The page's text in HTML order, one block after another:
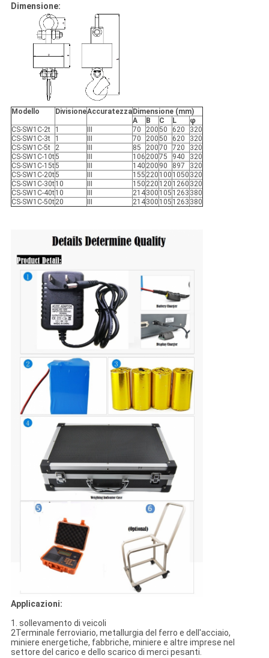
Dimensione:
Modello DivisioneAccuratezzaDimensione (mm)
A
B C L
φ
CS-SW1C-2t
1 III 70 20050 620
320
CS-SW1C-3t
1 III 70 20050 620
320
CS-SW1C-5t
2 III 85 20070 720
320
CS-SW1C-10t5 III 106 20075 940
320
CS-SW1C-15t5 III 140 200 90 897
320
CS-SW1C-20t5 III 155 220 100 1050 320
CS-SW1C-30t10 III 150 220 120 1260 320
CS-SW1C-40t10 III 214300 105 1263 380
CS-SW1C-50t20 III 214300 105 1263 380
Applicazioni:
1. sollevamento di veicoli
2Terminale ferroviario, metallurgia del ferro e dell'acciaio,
miniere energetiche, fabbriche, miniere e altre imprese nel
settore del carico e dello scarico di merci pesanti.